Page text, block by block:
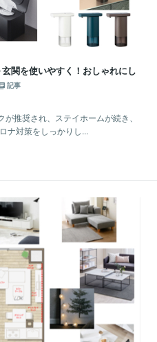
関を使いやすく！おしゃれにし
記事
推奨され、ステイホームが続き、
ナ対策をしっかりし...